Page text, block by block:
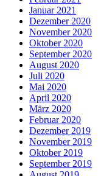
Januar 2021
Dezember 2020
November 2020
Oktober 2020
September 2020
August 2020
Juli 2020
Mai 2020
April 2020
März 2020
Februar 2020
Dezember 2019
November 2019
Oktober 2019
September 2019